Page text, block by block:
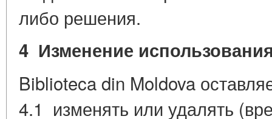
либо решения.
4 Изменение
Biblioteca din Moldova
4.1 изменять или удалять